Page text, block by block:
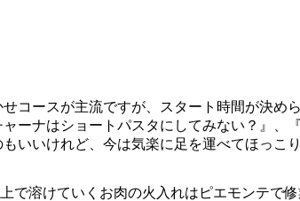
コースが主流ですが、スタート時間が決
ーナはショートパスタにしてみない？』
いいけれど、今は気楽に足を運べてほっこ
溶けていくお肉の火入れはピエモンテで